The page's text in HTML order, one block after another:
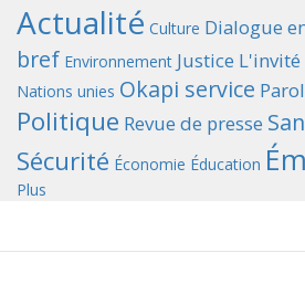
Actualité Culture Dialogue
bref Environnement Justice
Nations unies Okapi service
Politique Revue de presse
Sécurité Économie Éducation
Plus